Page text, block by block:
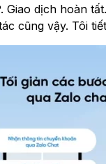
Giao dịch hoàn
cũng vậy. Tôi